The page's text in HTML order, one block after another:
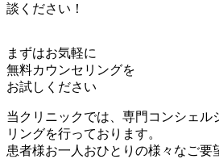
談ください！
まずはお気軽に
無料カウンセリングを
お試しください
当クリニックでは、専門コンシェル
リングを行っております。
患者様お一人おひとりの様々なご要